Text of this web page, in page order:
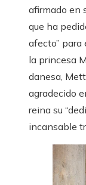
afirmado en
que ha
afecto” para
la princesa
danesa,
agradecido
reina su
incansable